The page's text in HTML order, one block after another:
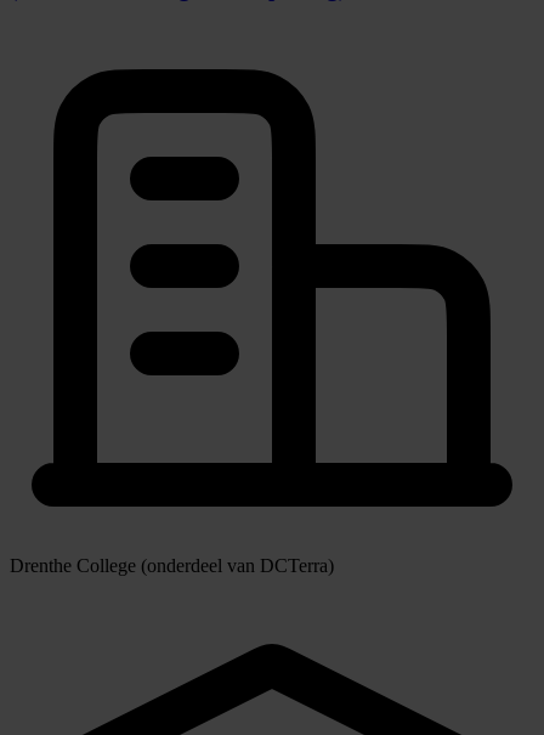
Drenthe College (onderdeel van DCTerra)